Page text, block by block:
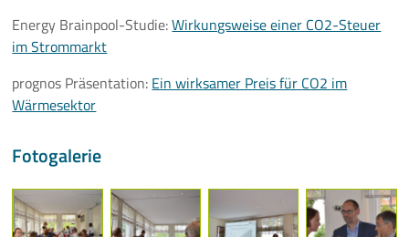
Energy Brainpool-Studie:Wirkungsweise einer CO2-Steuer
im Strommarkt
prognos Präsentation: Ein wirksamer Preis für CO2 im
Wärmesektor
Fotogalerie